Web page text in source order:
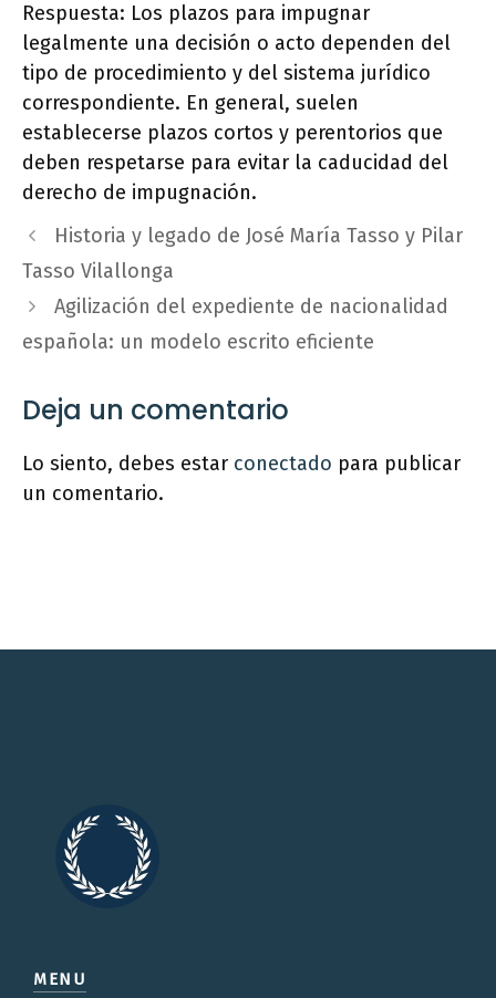
Respuesta: Los plazos para impugnar
legalmente una decisión o acto dependen del
tipo de procedimiento y del sistema jurídico
correspondiente. En general, suelen
establecerse plazos cortos y perentorios que
deben respetarse para evitar la caducidad del
derecho de impugnación.
Historia y legado de José María Tasso y Pilar
Tasso Vilallonga
Agilización del expediente de nacionalidad
española: un modelo escrito eficiente
Deja un comentario
Lo siento, debes estar conectado para publicar
un comentario.
MENU